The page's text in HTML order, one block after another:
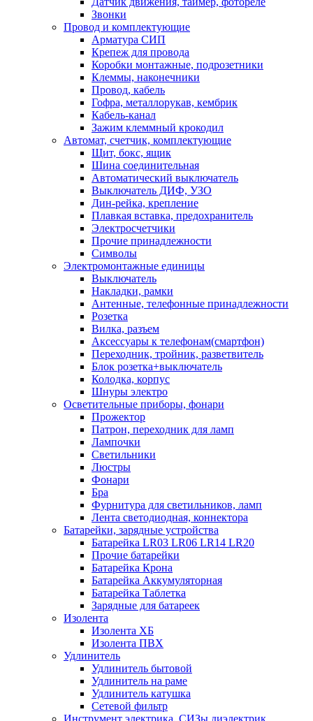
Звонки
Провод и комплектующие
Арматура СИП
Крепеж для провода
Коробки монтажные, подрозетники
Клеммы, наконечники
Провод, кабель
Гофра, металлорукав, кембрик
Кабель-канал
Зажим клеммный крокодил
Автомат, счетчик, комплектующие
Щит, бокс, ящик
Шина соединительная
Автоматический выключатель
Выключатель ДИФ, УЗО
Дин-рейка, крепление
Плавкая вставка, предохранитель
Электросчетчики
Прочие принадлежности
Символы
Электромонтажные единицы
Выключатель
Накладки, рамки
Антенные, телефонные принадлежности
Розетка
Вилка, разъем
Аксессуары к телефонам(смартфон)
Переходник, тройник, разветвитель
Блок розетка+выключатель
Колодка, корпус
Шнуры электро
Осветительные приборы, фонари
Прожектор
Патрон, переходник для ламп
Лампочки
Светильники
Люстры
Фонари
Бра
Фурнитура для светильников, ламп
Лента светодиодная, коннектора
Батарейки, зарядные устройства
Батарейка LR03 LR06 LR14 LR20
Прочие батарейки
Батарейка Крона
Батарейка Аккумуляторная
Батарейка Таблетка
Зарядные для батареек
Изолента
Изолента ХБ
Изолента ПВХ
Удлинитель
Удлинитель бытовой
Удлинитель на раме
Удлинитель катушка
Сетевой фильтр
Инструмент электрика, СИЗы диэлектрик